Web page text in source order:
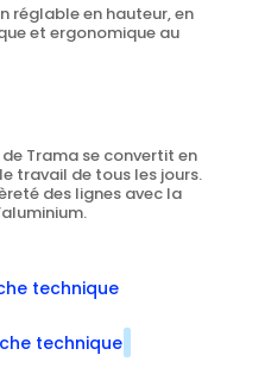
réglable en hauteur, en
et ergonomique au
Trama se convertit en
travail de tous les jours.
des lignes avec la
technique
technique